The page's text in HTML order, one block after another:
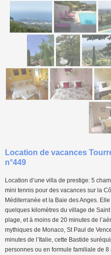
Location de vacances
n°449
Location d’une villa de prestige: 5
mini tennis pour des vacances sur la
Méditerranée et la Baie des Anges.
quelques kilomètres du village de
plage, et à moins de 20 minutes de
mythiques de Monaco, St Paul de
minutes de l’Italie, cette Bastide
personnes ou en formule familiale de